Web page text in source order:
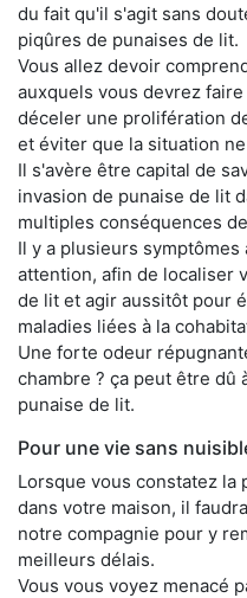
du fait qu'il s'agit sans
piqûres de punaises de lit.
Vous allez devoir
auxquels vous devrez
déceler une prolifération
et éviter que la situation
Il s'avère être capital de
invasion de punaise de lit
multiples conséquences
Il y a plusieurs
attention, afin de localiser
de lit et agir aussitôt pour
maladies liées à la
Une forte odeur
chambre ? ça peut être dû
punaise de lit.
Pour une vie sans
Lorsque vous constatez
dans votre maison, il
notre compagnie pour y
meilleurs délais.
Vous vous voyez menacé